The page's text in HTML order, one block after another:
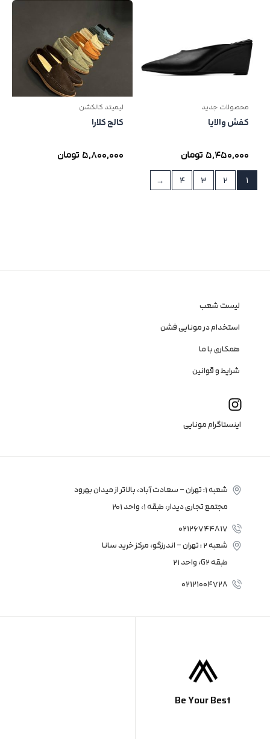
محصولات جدید
کفش والایا
5,450,000 تومان
لیمیتد کالکشن
کالج کلارا
5,800,000 تومان
1
2
3
4
←
Be Your Best
لیست شعب
استخدام در مونایی فشن
همکاری با ما
شرایط و قوانین
n
s
t
g
a
m
اینستاگرام مونایی
شعبه 1: تهران – سعادت آباد، بالاتر از میدان بهرود
مجتمع تجاری دیدار، طبقه 1، واحد 201
02126744817
شعبه 2 : تهران – اندرزگو، مرکز خرید سانا
طبقه G2، واحد 21
02121004728